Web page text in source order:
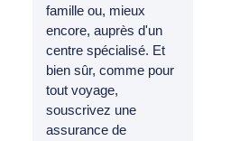
famille ou, mieux
encore, auprès d'un
centre spécialisé. Et
bien sûr, comme pour
tout voyage,
souscrivez une
assurance de